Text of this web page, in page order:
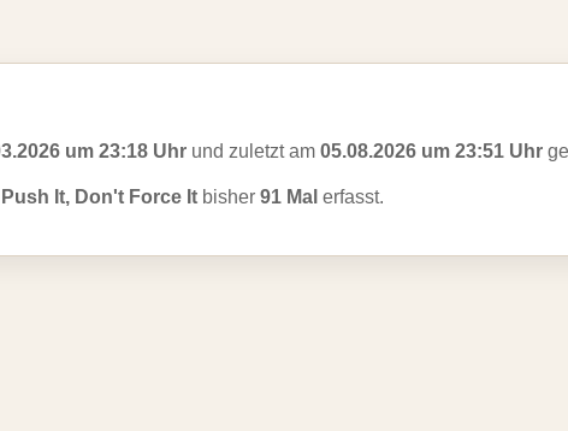
um 23:18 Uhr und zuletzt am 05.08.2026 um 23:51 Uhr
It, Don't Force It bisher 91 Mal erfasst.